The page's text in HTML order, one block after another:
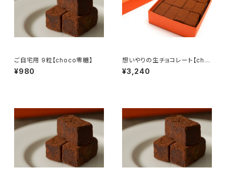
ご自宅用 9粒【choco零糖】
¥980
想いやりの生チョコレート【cho
co零糖】24粒入
¥3,240